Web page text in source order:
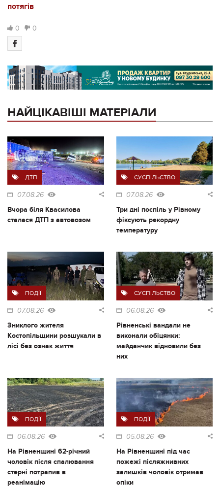
потягів
0 0
НАЙЦІКАВІШІ МАТЕРІАЛИ
ДТП
07.08.26
Вчора біля Квасилова
сталася ДТП з автовозом
СУСПІЛЬСТВО
07.08.26
Три дні поспіль у Рівному
фіксують рекордну
температуру
ПОДІЇ
07.08.26
Зниклого жителя
Костопільщини розшукали в
лісі без ознак життя
СУСПІЛЬСТВО
06.08.26
Рівненські вандали не
виконали обіцянки:
майданчик відновили без
них
ПОДІЇ
06.08.26
На Рівненщині 62-річний
чоловік після спалювання
стерні потрапив в
реанімацію
ПОДІЇ
05.08.26
На Рівненщині під час
пожежі післяжнивних
залишків чоловік отримав
опіки